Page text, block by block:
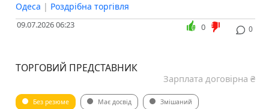
Одеса | Роздрібна торгівля
09.07.2026 06:23 0
0
ТОРГОВИЙ ПРЕДСТАВНИК
Зарплата договірна ₴
Без резюме Має досвід Змішаний